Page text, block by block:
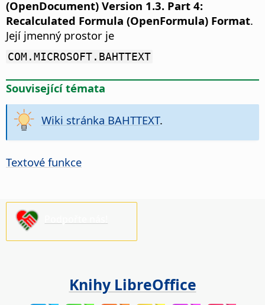
(OpenDocument) Version 1.3. Part 4:
Recalculated Formula (OpenFormula) Format.
Její jmenný prostor je
COM.MICROSOFT.BAHTTEXT
Související témata
Wiki stránka BAHTTEXT.
Textové funkce
Knihy LibreOffice